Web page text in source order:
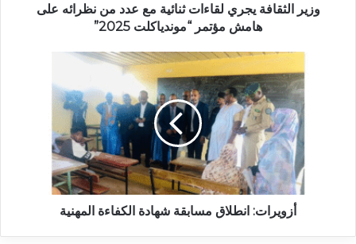
وزير الثقافة يجري لقاءات ثنائية مع عدد من نظرائه على
هامش مؤتمر “موندياكلت 2025”
أزويرات: انطلاق مسابقة شهادة الكفاءة المهنية